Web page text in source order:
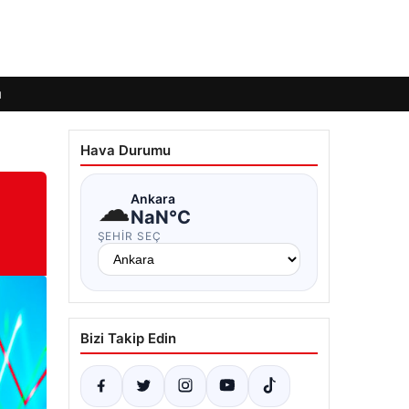
Hava Durumu
☁Ankara
NaN°C
ŞEHIR SEÇ
Bizi Takip Edin